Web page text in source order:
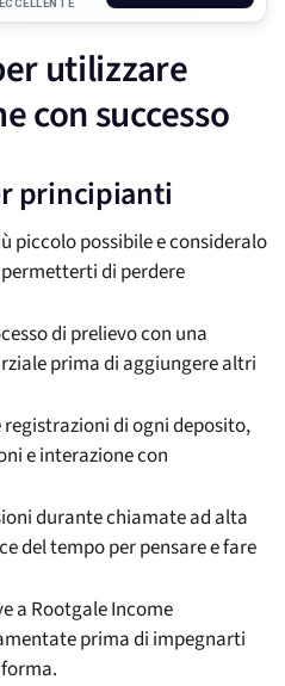
ECCELLENTE
utilizzare
con successo
principianti
piccolo possibile e consideralo
di perdere
di prelievo con una
prima di aggiungere altri
registrazioni di ogni deposito,
e interazione con
durante chiamate ad alta
del tempo per pensare e fare
a Rootgale Income
prima di impegnarti